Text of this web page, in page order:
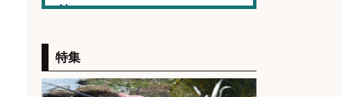
計」
福岡「現場監督」/釣り好き歓迎/残
特集